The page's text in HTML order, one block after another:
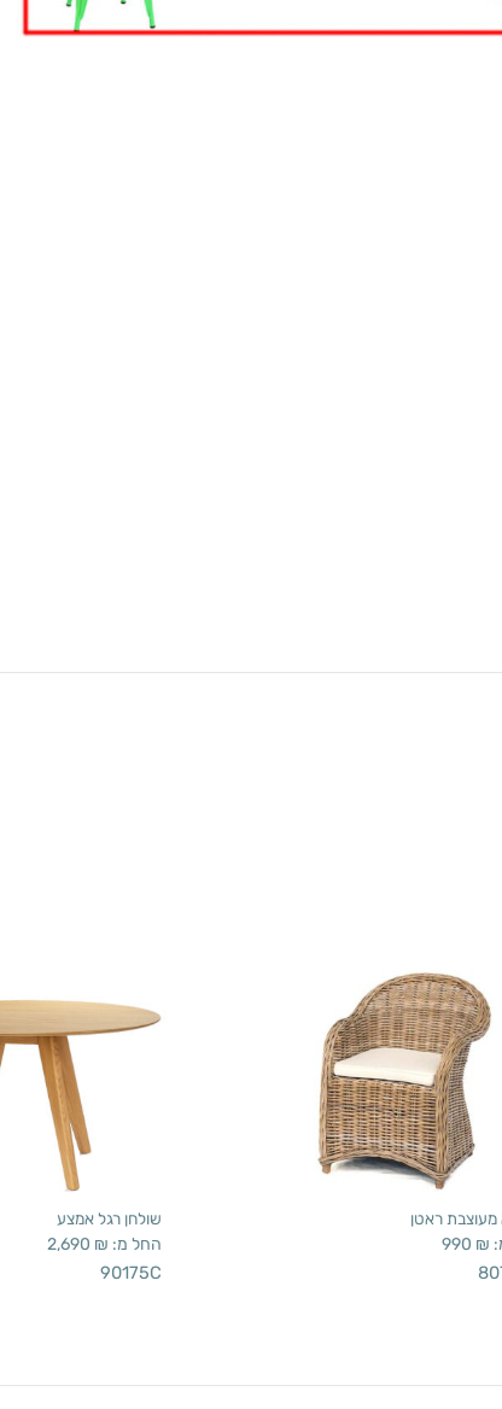
מעוצבת ראטן
990 ₪
שולחן רגל אמצע
החל מ: 2,690 ₪
90175C